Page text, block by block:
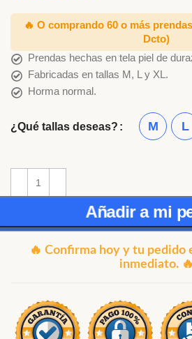
🔥 O comprando 60 o más
Dcto)
Prendas hechas en tela piel de
Fabricadas en tallas M, L y XL.
Horma normal.
¿Qué tallas deseas? M L
Añadir a mi
🔥 Confirma hoy y tu pedido
inmediato. 🔥